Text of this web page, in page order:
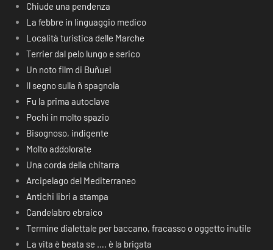
Chiude una pendenza
La febbre in linguaggio medico
Località turistica delle Marche
Terrier dal pelo lungo e serico
Un noto film di Buñuel
Il segno sulla ñ spagnola
Fu la prima autoclave
Pochi in molto spazio
Bisognoso, indigente
Molto addolorate
Una corda della chitarra
Arcipelago del Mediterraneo
Antichi libri a stampa
Candelabro ebraico
Termine dialettale per baccano, fracasso o oggetto inutile
La vita è beata se …. è la brigata